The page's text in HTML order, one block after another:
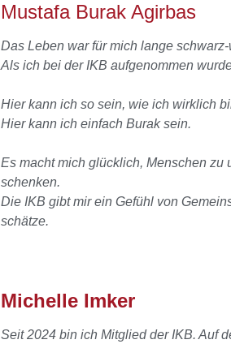
Mustafa Burak Agirbas
Das Leben war für mich lange
Als ich bei der IKB aufgenommen
Hier kann ich so sein, wie ich wirklich
Hier kann ich einfach Burak sein.
Es macht mich glücklich, Menschen zu
schenken.
Die IKB gibt mir ein Gefühl von
schätze.
Michelle Imker
Seit 2024 bin ich Mitglied der IKB. Auf